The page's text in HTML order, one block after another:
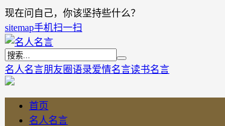
现在问自己，你该坚持些什么？
sitemap手机扫一扫
名人名言朋友圈语录爱情名言读书名言
首页
名人名言